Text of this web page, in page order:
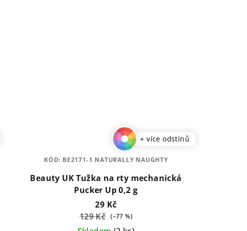
+ více odstínů
Beauty UK Tužka na rty mechanická
Pucker Up 0,2 g
29 Kč
129 Kč (–77 %)
KÓD: BE2171-1 NATURALLY NAUGHTY